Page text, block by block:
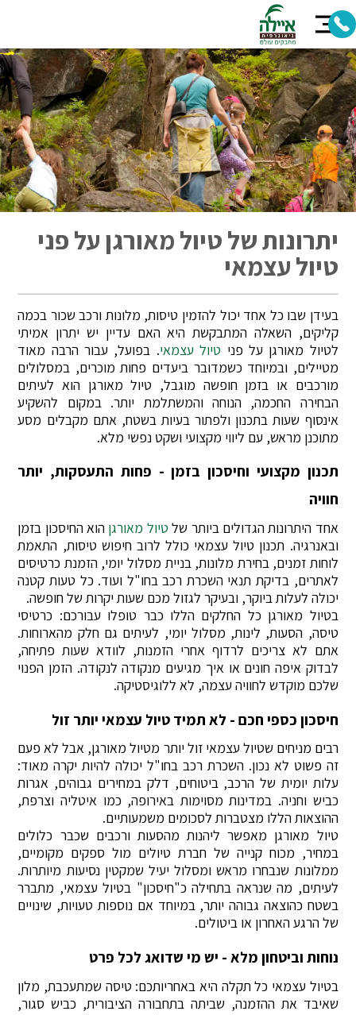
יתרונות של טיול מאורגן על פני
טיול עצמאי
בעידן שבו כל אחד יכול להזמין טיסות, מלונות ורכב שכור בכמה
קליקים, השאלה המתבקשת היא האם עדיין יש יתרון אמיתי
לטיול מאורגן על פני טיול עצמאי. בפועל, עבור הרבה מאוד
מטיילים, ובמיוחד כשמדובר ביעדים פחות מוכרים, במסלולים
מורכבים או בזמן חופשה מוגבל, טיול מאורגן הוא לעיתים
הבחירה החכמה, הנוחה והמשתלמת יותר. במקום להשקיע
אינסוף שעות בתכנון ולפתור בעיות בשטח, אתם מקבלים מסע
מתוכנן מראש, עם ליווי מקצועי ושקט נפשי מלא.
תכנון מקצועי וחיסכון בזמן - פחות התעסקות, יותר
חוויה
אחד היתרונות הגדולים ביותר של טיול מאורגן הוא החיסכון בזמן
ובאנרגיה. תכנון טיול עצמאי כולל לרוב חיפוש טיסות, התאמת
לוחות זמנים, בחירת מלונות, בניית מסלול יומי, הזמנת כרטיסים
לאתרים, בדיקת תנאי השכרת רכב בחו"ל ועוד. כל טעות קטנה
יכולה לעלות ביוקר, ובעיקר לגזול מכם שעות יקרות של חופשה.
בטיול מאורגן כל החלקים הללו כבר טופלו עבורכם: כרטיסי
טיסה, הסעות, לינות, מסלול יומי, לעיתים גם חלק מהארוחות.
אתם לא צריכים לרדוף אחרי הזמנות, לוודא שעות פתיחה,
לבדוק איפה חונים או איך מגיעים מנקודה לנקודה. הזמן הפנוי
שלכם מוקדש לחוויה עצמה, לא ללוגיסטיקה.
חיסכון כספי חכם - לא תמיד טיול עצמאי יותר זול
רבים מניחים שטיול עצמאי זול יותר מטיול מאורגן, אבל לא פעם
זה פשוט לא נכון. השכרת רכב בחו"ל יכולה להיות יקרה מאוד:
עלות יומית של הרכב, ביטוחים, דלק במחירים גבוהים, אגרות
כביש וחניה. במדינות מסוימות באירופה, כמו איטליה וצרפת,
ההוצאות הללו מצטברות לסכומים משמעותיים.
טיול מאורגן מאפשר ליהנות מהסעות ורכבים שכבר כלולים
במחיר, מכוח קנייה של חברת טיולים מול ספקים מקומיים,
ממלונות שנבחרו מראש ומסלול יעיל שמקטין נסיעות מיותרות.
לעיתים, מה שנראה בתחילה כ"חיסכון" בטיול עצמאי, מתברר
בשטח כהוצאה גבוהה יותר, במיוחד אם נוספות טעויות, שינויים
של הרגע האחרון או ביטולים.
נוחות וביטחון מלא - יש מי שדואג לכל פרט
בטיול עצמאי כל תקלה היא באחריותכם: טיסה שמתעכבת, מלון
שאיבד את ההזמנה, שביתה בתחבורה הציבורית, כביש סגור,